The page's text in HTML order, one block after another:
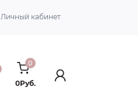
Личный кабинет
0
0Руб.